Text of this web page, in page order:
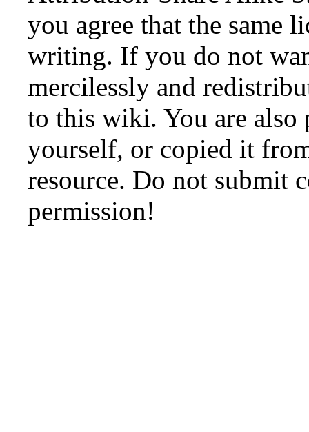
you agree that the same
writing. If you do not
mercilessly and
to this wiki. You are
yourself, or copied it
resource. Do not submit
permission!